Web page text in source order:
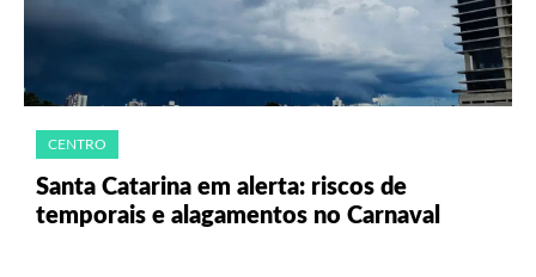
CENTRO
Santa Catarina em alerta: riscos de
temporais e alagamentos no Carnaval